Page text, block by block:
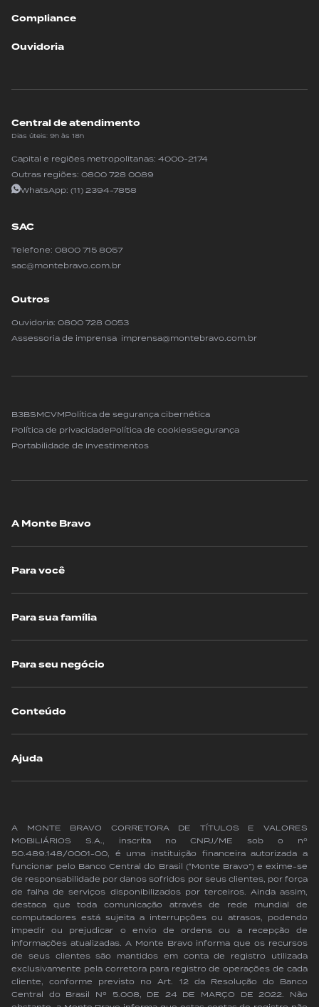
Compliance
Ouvidoria
Central de atendimento
Dias úteis: 9h às 18h
Capital e regiões metropolitanas: 4000-2174
Outras regiões: 0800 728 0089
WhatsApp: (11) 2394-7858
SAC
Telefone: 0800 715 8057
sac@montebravo.com.br
Outros
Ouvidoria: 0800 728 0053
Assessoria de imprensa imprensa@montebravo.com.br
B3BSMCVMPolítica de segurança cibernética
Política de privacidadePolítica de cookiesSegurança
Portabilidade de Investimentos
A Monte Bravo
Para você
Para sua família
Para seu negócio
Conteúdo
Ajuda
A MONTE BRAVO CORRETORA DE TÍTULOS E VALORES
MOBILIÁRIOS S.A., inscrita no CNPJ/ME sob o nº
50.489.148/0001-00, é uma instituição financeira autorizada a
funcionar pelo Banco Central do Brasil (“Monte Bravo”) e exime-se
de responsabilidade por danos sofridos por seus clientes, por força
de falha de serviços disponibilizados por terceiros. Ainda assim,
destaca que toda comunicação através de rede mundial de
computadores está sujeita a interrupções ou atrasos, podendo
impedir ou prejudicar o envio de ordens ou a recepção de
informações atualizadas. A Monte Bravo informa que os recursos
de seus clientes são mantidos em conta de registro utilizada
exclusivamente pela corretora para registro de operações de cada
cliente, conforme previsto no Art. 12 da Resolução do Banco
Central do Brasil Nº 5.008, DE 24 DE MARÇO DE 2022. Não